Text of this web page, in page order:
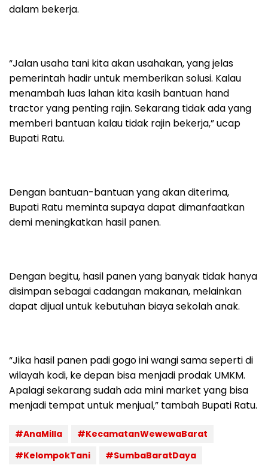
dalam bekerja.
“Jalan usaha tani kita akan usahakan, yang jelas
pemerintah hadir untuk memberikan solusi. Kalau
menambah luas lahan kita kasih bantuan hand
tractor yang penting rajin. Sekarang tidak ada yang
memberi bantuan kalau tidak rajin bekerja,” ucap
Bupati Ratu.
Dengan bantuan-bantuan yang akan diterima,
Bupati Ratu meminta supaya dapat dimanfaatkan
demi meningkatkan hasil panen.
Dengan begitu, hasil panen yang banyak tidak hanya
disimpan sebagai cadangan makanan, melainkan
dapat dijual untuk kebutuhan biaya sekolah anak.
“Jika hasil panen padi gogo ini wangi sama seperti di
wilayah kodi, ke depan bisa menjadi prodak UMKM.
Apalagi sekarang sudah ada mini market yang bisa
menjadi tempat untuk menjual,” tambah Bupati Ratu.
#AnaMilla
#KecamatanWewewaBarat
#KelompokTani
#SumbaBaratDaya